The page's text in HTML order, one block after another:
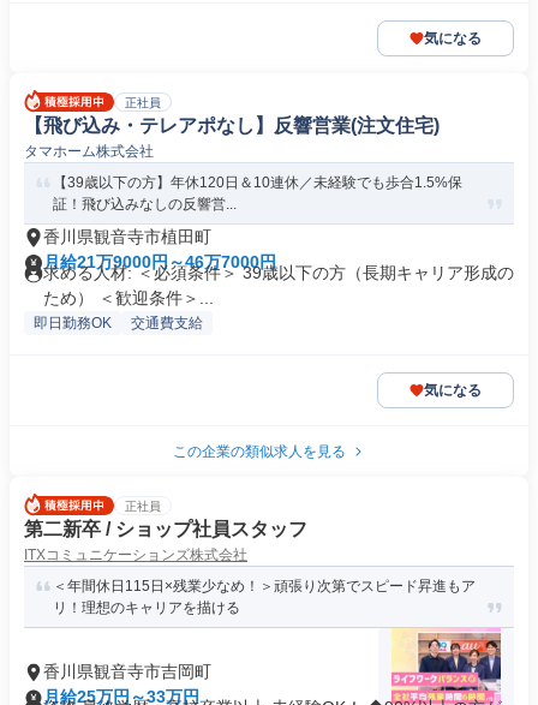
気になる
正社員
【飛び込み・テレアポなし】反響営業(注文住宅)
タマホーム株式会社
【39歳以下の方】年休120日＆10連休／未経験でも歩合1.5%保
証！飛び込みなしの反響営...
香川県観音寺市植田町
月給21万9000円～46万7000円
求める人材: ＜必須条件＞ 39歳以下の方（長期キャリア形成の
ため） ＜歓迎条件＞...
即日勤務OK 交通費支給
気になる
この企業の類似求人を見る
正社員
第二新卒 / ショップ社員スタッフ
ITXコミュニケーションズ株式会社
＜年間休日115日×残業少なめ！＞頑張り次第でスピード昇進もア
リ！理想のキャリアを描ける
香川県観音寺市吉岡町
月給25万円～33万円